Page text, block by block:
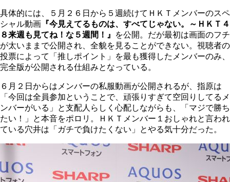
具体的には、５月２６日から５週続けてＨＫＴメンバーのスペ
シャル動画 『今見えてるものは、すべてじゃない。～ＨＫＴ４
８来週も見てね！な５週間！』
を公開。だが最初は画面のフチ
が太いままで公開され、全貌を見ることができない。視聴者の
投票によって「推しポイント」を最も獲得したメンバーのみ、
完全版が公開される仕組みとなっている。
６月２日からはメンバーの私服動画が公開されるが、指原は
「今回は全員参加ということで、頑張りすぎて空回りしてるメ
ンバーがいる」と支配人らしく心配しながらも、「マジで勝ち
たい！」と本音をポロリ。ＨＫＴメンバー１おしゃれと言われ
ている穴井は「ガチで負けたくない」とやる気十分だった。